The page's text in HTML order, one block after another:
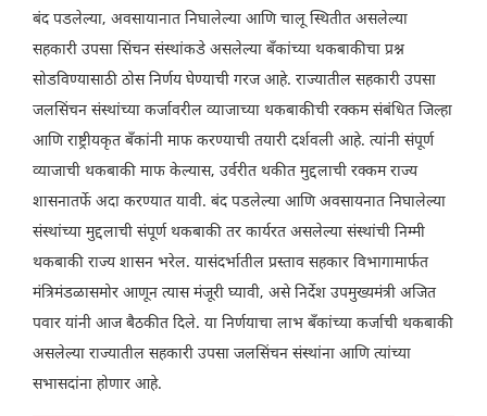
बंद पडलेल्या, अवसायानात निघालेल्या आणि चालू स्थितीत असलेल्या
सहकारी उपसा सिंचन संस्थांकडे असलेल्या बँकांच्या थकबाकीचा प्रश्न
सोडविण्यासाठी ठोस निर्णय घेण्याची गरज आहे. राज्यातील सहकारी उपसा
जलसिंचन संस्थांच्या कर्जावरील व्याजाच्या थकबाकीची रक्कम संबंधित जिल्हा
आणि राष्ट्रीयकृत बँकांनी माफ करण्याची तयारी दर्शवली आहे. त्यांनी संपूर्ण
व्याजाची थकबाकी माफ केल्यास, उर्वरीत थकीत मुद्दलाची रक्कम राज्य
शासनातर्फे अदा करण्यात यावी. बंद पडलेल्या आणि अवसायनात निघालेल्या
संस्थांच्या मुद्दलाची संपूर्ण थकबाकी तर कार्यरत असलेल्या संस्थांची निम्मी
थकबाकी राज्य शासन भरेल. यासंदर्भातील प्रस्ताव सहकार विभागामार्फत
मंत्रिमंडळासमोर आणून त्यास मंजूरी घ्यावी, असे निर्देश उपमुख्यमंत्री अजित
पवार यांनी आज बैठकीत दिले. या निर्णयाचा लाभ बँकांच्या कर्जाची थकबाकी
असलेल्या राज्यातील सहकारी उपसा जलसिंचन संस्थांना आणि त्यांच्या
सभासदांना होणार आहे.